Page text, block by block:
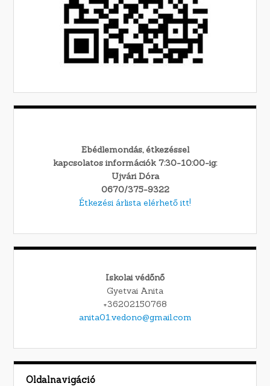
Ebédlemondás, étkezéssel
kapcsolatos információk 7:30-10:00-ig:
Ujvári Dóra
0670/375-9322
Étkezési árlista elérhető itt!
Iskolai védőnő
Gyetvai Anita
+36202150768
anita01.vedono@gmail.com
Oldalnavigáció